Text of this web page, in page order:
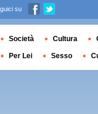
su
Società Cultura
Per Lei Sesso